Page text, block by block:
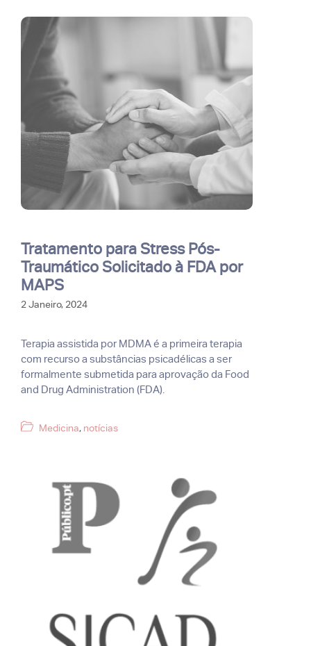
Tratamento para Stress Pós-
Traumático Solicitado à FDA por
MAPS
2 Janeiro, 2024
Terapia assistida por MDMA é a primeira terapia
com recurso a substâncias psicadélicas a ser
formalmente submetida para aprovação da Food
and Drug Administration (FDA).
Categorias
Medicina, notícias